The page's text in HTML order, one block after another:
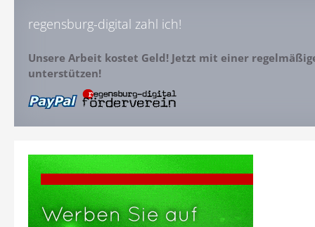
regensburg-digital zahl ich!
Unsere Arbeit kostet Geld! Jetzt mit einer
unterstützen!